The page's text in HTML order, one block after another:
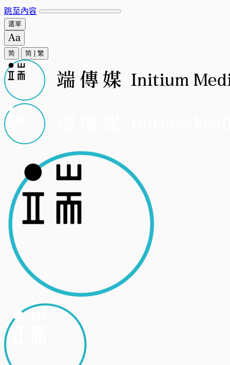
跳至內容
選單
简 简 繁